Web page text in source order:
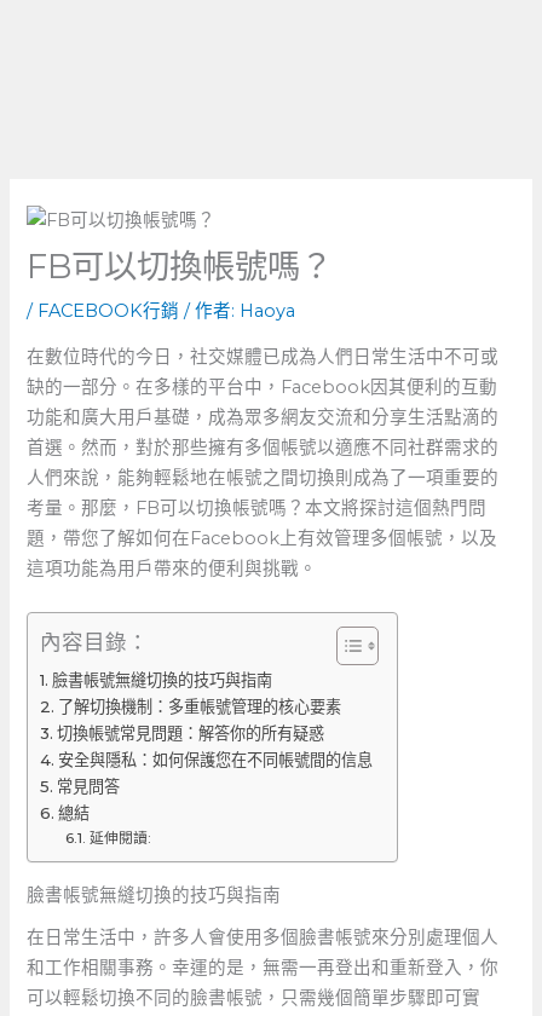
FB可以切換帳號嗎？
/ FACEBOOK行銷 / 作者: Haoya
在數位時代的今日，社交媒體已成為人們日常生活中不可或
缺的一部分。在多樣的平台中，Facebook因其便利的互動
功能和廣大用戶基礎，成為眾多網友交流和分享生活點滴的
首選。然而，對於那些擁有多個帳號以適應不同社群需求的
人們來說，能夠輕鬆地在帳號之間切換則成為了一項重要的
考量。那麼，FB可以切換帳號嗎？本文將探討這個熱門問
題，帶您了解如何在Facebook上有效管理多個帳號，以及
這項功能為用戶帶來的便利與挑戰。
內容目錄：
臉書帳號無縫切換的技巧與指南
了解切換機制：多重帳號管理的核心要素
切換帳號常見問題：解答你的所有疑惑
安全與隱私：如何保護您在不同帳號間的信息
常見問答
總結
延伸閱讀:
臉書帳號無縫切換的技巧與指南
在日常生活中，許多人會使用多個臉書帳號來分別處理個人
和工作相關事務。幸運的是，無需一再登出和重新登入，你
可以輕鬆切換不同的臉書帳號，只需幾個簡單步驟即可實